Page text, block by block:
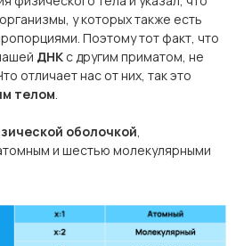
у которых также есть
Поэтому тот факт, что
ДНК с другим приматом, не
отличает нас от них, так это
телом.
оболочкой,
и шестью молекулярными